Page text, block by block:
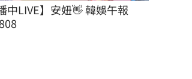
中LIVE】安妞👋 韓娛午報